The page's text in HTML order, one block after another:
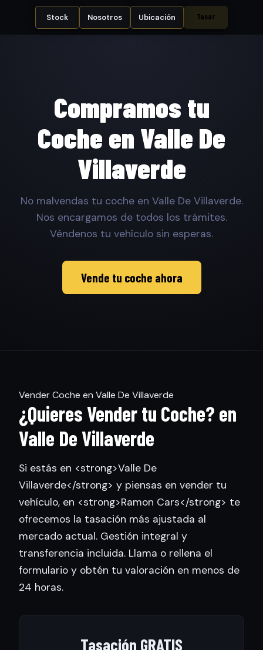
Stock Nosotros Ubicación Tasar
Compramos tu
Coche en Valle De
Villaverde
No malvendas tu coche en Valle De Villaverde.
Nos encargamos de todos los trámites.
Véndenos tu vehículo sin esperas.
Vende tu coche ahora
Vender Coche en Valle De Villaverde
¿Quieres Vender tu Coche? en
Valle De Villaverde
Si estás en <strong>Valle De
Villaverde</strong> y piensas en vender tu
vehículo, en <strong>Ramon Cars</strong> te
ofrecemos la tasación más ajustada al
mercado actual. Gestión integral y
transferencia incluida. Llama o rellena el
formulario y obtén tu valoración en menos de
24 horas.
Tasación GRATIS